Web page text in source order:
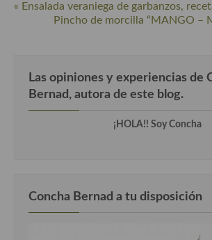
Quesos, recetas
Recetas de Cuaresma
Recetas maridadas con los mejores AOVES
« Ensalada veraniega de garbanzos,
Pincho de morcilla “MANGO –
Las opiniones y experiencias de
Bernad, autora de este blog.
¡HOLA!! Soy Concha
Concha Bernad a tu disposición